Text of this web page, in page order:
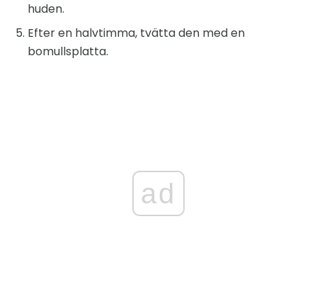
huden.
Efter en halvtimma, tvätta den med en
bomullsplatta.
ad